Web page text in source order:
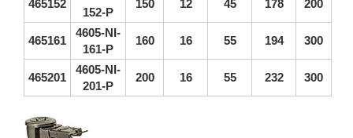
465152
152-P
150 12 45 178 200
465161
4605-NI-
161-P
160 16 55 194 300
465201
4605-NI-
201-P
200 16 55 232 300